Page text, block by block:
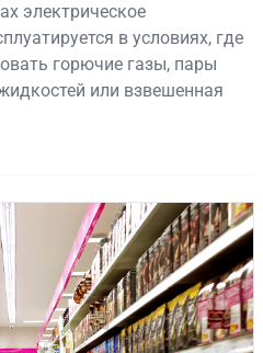
электрическое
в условиях, где
горючие газы, пары
или взвешенная